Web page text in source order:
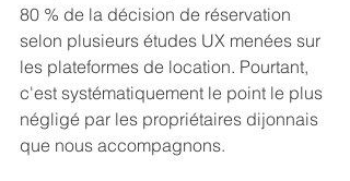
80 % de la décision de réservation
selon plusieurs études UX menées sur
les plateformes de location. Pourtant,
c'est systématiquement le point le plus
négligé par les propriétaires dijonnais
que nous accompagnons.